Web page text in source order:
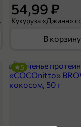
500 г
54,99 ₽
В корзину
5